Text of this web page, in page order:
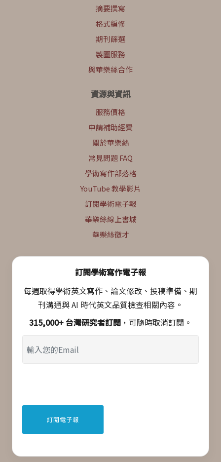
摘要撰寫
格式編修
期刊篩選
製圖服務
與華樂絲合作
資源與資訊
服務價格
申請補助經費
關於華樂絲
常見問題 FAQ
學術寫作部落格
YouTube 教學影片
訂閱學術電子報
華樂絲線上書城
華樂絲徵才
訂閱學術寫作電子報
每週取得學術英文寫作、論文修改、投稿準備、期
刊溝通與 AI 時代英文品質檢查相關內容。
315,000+ 台灣研究者訂閱 ，可隨時取消訂閱。